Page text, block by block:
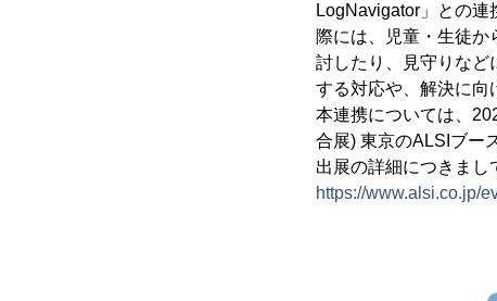
LogNavigator」との
際には、児童・生徒か
討したり、見守りなど
する対応や、解決に向
本連携については、
合展) 東京のALSIブー
出展の詳細につきまし
https://www.alsi.co.jp/